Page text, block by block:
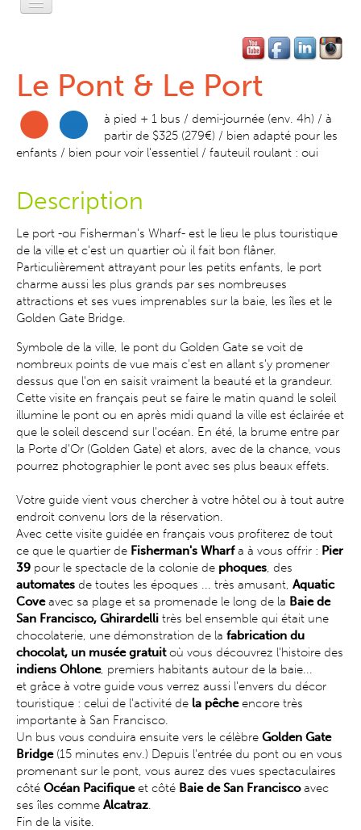
L'Esprit Privé
L'Esprit Libre
L'Esprit SF
Contact-Réservation
Le Pont & Le Port
à pied + 1 bus / demi-journée (env. 4h) / à
partir de $325 (279€) / bien adapté pour les
enfants / bien pour voir l'essentiel / fauteuil roulant : oui
Description
Le port -ou Fisherman's Wharf- est le lieu le plus touristique
de la ville et c'est un quartier où il fait bon flâner.
Particulièrement attrayant pour les petits enfants, le port
charme aussi les plus grands par ses nombreuses
attractions et ses vues imprenables sur la baie, les îles et le
Golden Gate Bridge.
Symbole de la ville, le pont du Golden Gate se voit de
nombreux points de vue mais c'est en allant s'y promener
dessus que l'on en saisit vraiment la beauté et la grandeur.
Cette visite en français peut se faire le matin quand le soleil
illumine le pont ou en après midi quand la ville est éclairée et
que le soleil descend sur l'océan. En été, la brume entre par
la Porte d'Or (Golden Gate) et alors, avec de la chance, vous
pourrez photographier le pont avec ses plus beaux effets.
Votre guide vient vous chercher à votre hôtel ou à tout autre
endroit convenu lors de la réservation.
Avec cette visite guidée en français vous profiterez de tout
ce que le quartier de Fisherman's Wharfa à vous offrir : Pier
39 pour le spectacle de la colonie de phoques, des
automates de toutes les époques ... très amusant, Aquatic
Coveavec sa plage et sa promenade le long de la Baie de
San Francisco, Ghirardelli très bel ensemble qui était une
chocolaterie, une démonstration de la fabrication du
chocolat, un musée gratuitoù vous découvrez l'histoire des
indiens Ohlone, premiers habitants autour de la baie...
et grâce à votre guide vous verrez aussi l'envers du décor
touristique : celui de l'activité de la pêcheencore très
importante à San Francisco.
Un bus vous conduira ensuite vers le célèbre Golden Gate
Bridge (15 minutes env.) Depuis l'entrée du pont ou en vous
promenant sur le pont, vous aurez des vues spectaculaires
côté Océan Pacifiqueet côté Baie de San Franciscoavec
ses îles comme Alcatraz.
Fin de la visite.